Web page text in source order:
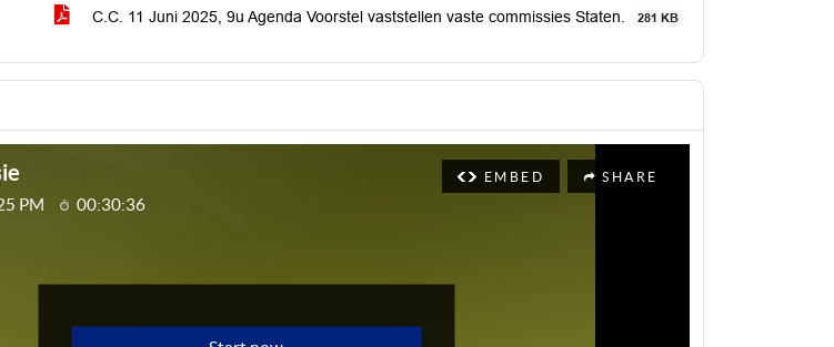
C.C. 11 Juni 2025, 9u Agenda Voorstel vaststellen vaste commissies Staten. 281 KB